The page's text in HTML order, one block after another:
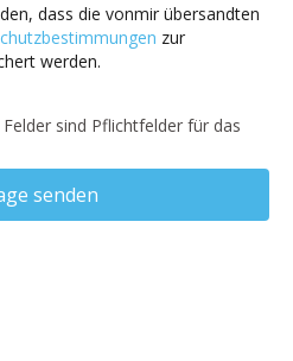
dass die vonmir übersandten
zur
werden.
sind Pflichtfelder für das
senden